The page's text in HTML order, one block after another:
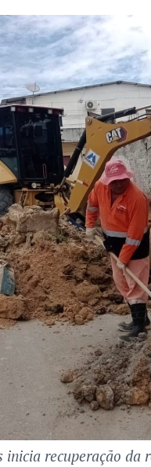
recuperação da